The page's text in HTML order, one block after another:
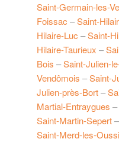
Saint-Germain-les-
Foissac –Saint-
Hilaire-Luc –Saint-
Hilaire-Taurieux –
Bois –Saint-Julien-
Vendômois –Saint-
Julien-près-Bort–
Martial-Entraygues
Saint-Martin-Sepert
Saint-Merd-les-